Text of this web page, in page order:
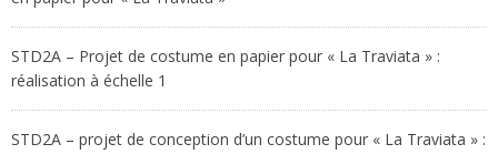
STD2A – Projet de costume en papier pour « La Traviata » :
réalisation à échelle 1
STD2A – projet de conception d’un costume pour « La Traviata » :